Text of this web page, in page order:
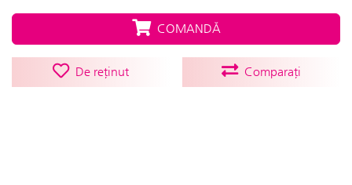
COMANDĂ
De reținut Comparați